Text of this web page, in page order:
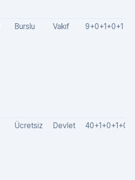
Burslu Vakıf 9+0+1+0+1
Ücretsiz Devlet 40+1+0+1+0